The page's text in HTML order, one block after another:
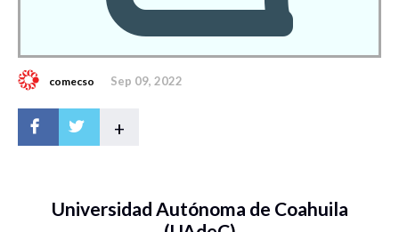
comecso Sep 09, 2022
+
Universidad Autónoma de Coahuila